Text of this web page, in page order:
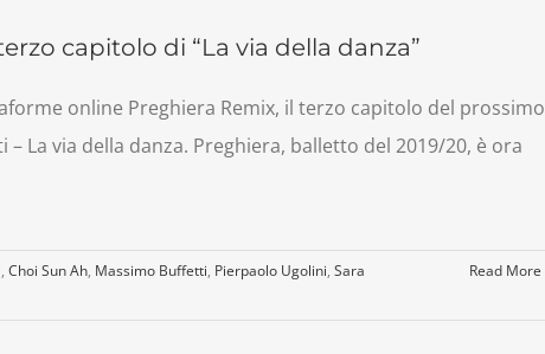
capitolo di “La via della danza”
online Preghiera Remix, il terzo capitolo del prossimo
La via della danza. Preghiera, balletto del 2019/20, è ora
, Choi Sun Ah, Massimo Buffetti, Pierpaolo Ugolini, Sara
Read More